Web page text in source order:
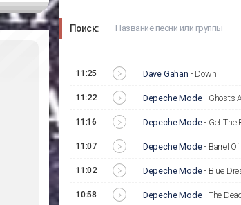
Поиск:
11:25 Dave Gahan - Down
11:22 Depeche Mode- Ghosts
11:16 Depeche Mode- Get The
11:07 Depeche Mode- Barrel
11:02 Depeche Mode- Blue
10:58 Depeche Mode- The